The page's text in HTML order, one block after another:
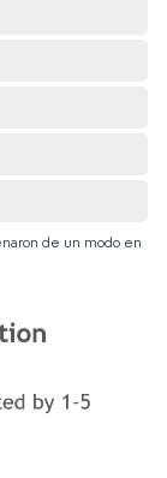
de un modo en